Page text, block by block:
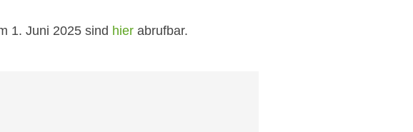
1. Juni 2025 sind hier abrufbar.